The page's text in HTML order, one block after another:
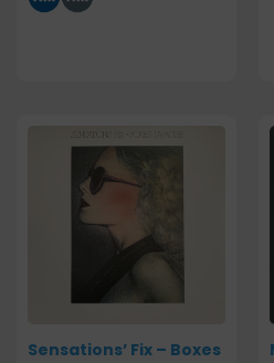
Sensations’ Fix – Boxes